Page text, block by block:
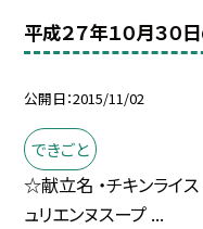
平成２７年１０月３０
公開日 2015/11/02
できごと
☆献立名 ・チキンライス
ュリエンヌスープ ...